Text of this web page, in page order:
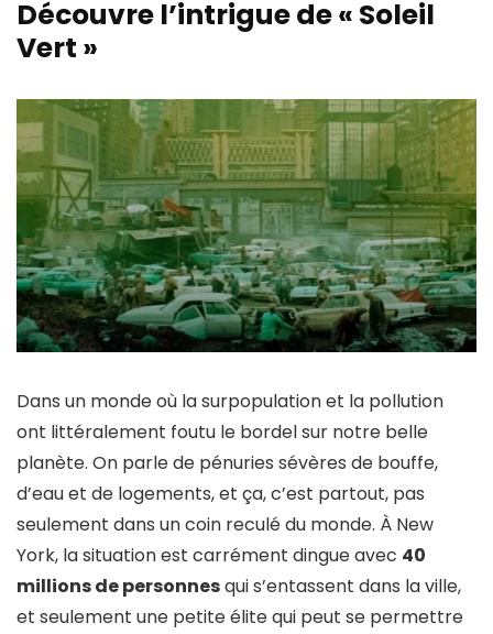
Découvre l’intrigue de « Soleil
Vert »
Dans un monde où la surpopulation et la pollution
ont littéralement foutu le bordel sur notre belle
planète. On parle de pénuries sévères de bouffe,
d’eau et de logements, et ça, c’est partout, pas
seulement dans un coin reculé du monde. À New
York, la situation est carrément dingue avec 40
millions de personnesqui s’entassent dans la ville,
et seulement une petite élite qui peut se permettre